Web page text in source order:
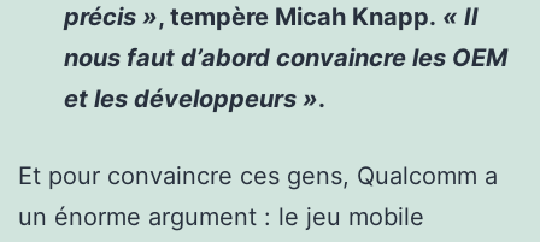
précis », tempère Micah Knapp. « Il
nous faut d’abord convaincre les OEM
et les développeurs ».
Et pour convaincre ces gens, Qualcomm a
un énorme argument : le jeu mobile